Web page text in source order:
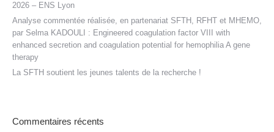
2026 – ENS Lyon
Analyse commentée réalisée, en partenariat SFTH, RFHT et MHEMO,
par Selma KADOULI : Engineered coagulation factor VIII with
enhanced secretion and coagulation potential for hemophilia A gene
therapy
La SFTH soutient les jeunes talents de la recherche !
Commentaires récents